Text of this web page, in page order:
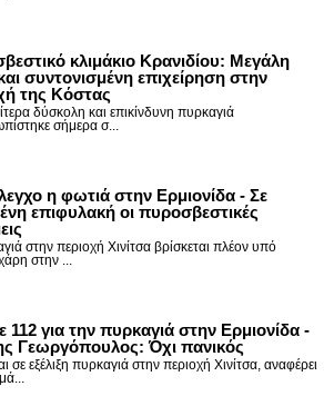
κλιμάκιο Κρανιδίου: Μεγάλη
συντονισμένη επιχείρηση στην
της Κόστας
δύσκολη και επικίνδυνη πυρκαγιά
σήμερα σ...
η φωτιά στην Ερμιονίδα - Σε
επιφυλακή οι πυροσβεστικές
στην περιοχή Χινίτσα βρίσκεται πλέον υπό
στην ...
για την πυρκαγιά στην Ερμιονίδα -
Γεωργόπουλος: Όχι πανικός
σε εξέλιξη πυρκαγιά στην περιοχή Χινίτσα, αναφέρει